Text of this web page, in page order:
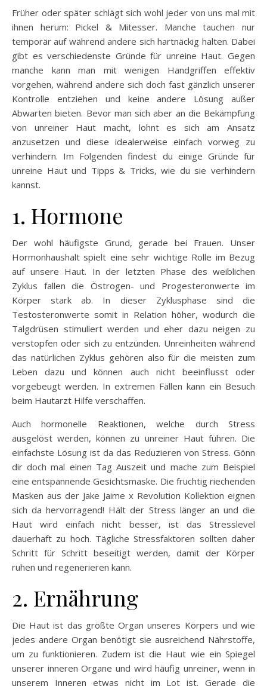
Früher oder später schlägt sich wohl jeder von uns mal mit
ihnen herum: Pickel & Mitesser. Manche tauchen nur
temporär auf während andere sich hartnäckig halten. Dabei
gibt es verschiedenste Gründe für unreine Haut. Gegen
manche kann man mit wenigen Handgriffen effektiv
vorgehen, während andere sich doch fast gänzlich unserer
Kontrolle entziehen und keine andere Lösung außer
Abwarten bieten. Bevor man sich aber an die Bekämpfung
von unreiner Haut macht, lohnt es sich am Ansatz
anzusetzen und diese idealerweise einfach vorweg zu
verhindern. Im Folgenden findest du einige Gründe für
unreine Haut und Tipps & Tricks, wie du sie verhindern
kannst.
1. Hormone
Der wohl häufigste Grund, gerade bei Frauen. Unser
Hormonhaushalt spielt eine sehr wichtige Rolle im Bezug
auf unsere Haut. In der letzten Phase des weiblichen
Zyklus fallen die Östrogen- und Progesteronwerte im
Körper stark ab. In dieser Zyklusphase sind die
Testosteronwerte somit in Relation höher, wodurch die
Talgdrüsen stimuliert werden und eher dazu neigen zu
verstopfen oder sich zu entzünden. Unreinheiten während
das natürlichen Zyklus gehören also für die meisten zum
Leben dazu und können auch nicht beeinflusst oder
vorgebeugt werden. In extremen Fällen kann ein Besuch
beim Hautarzt Hilfe verschaffen.
Auch hormonelle Reaktionen, welche durch Stress
ausgelöst werden, können zu unreiner Haut führen. Die
einfachste Lösung ist da das Reduzieren von Stress. Gönn
dir doch mal einen Tag Auszeit und mache zum Beispiel
eine entspannende Gesichtsmaske. Die fruchtig riechenden
Masken aus der Jake Jaime x Revolution Kollektion eignen
sich da hervorragend! Hält der Stress länger an und die
Haut wird einfach nicht besser, ist das Stresslevel
dauerhaft zu hoch. Tägliche Stressfaktoren sollten daher
Schritt für Schritt beseitigt werden, damit der Körper
ruhen und regenerieren kann.
2. Ernährung
Die Haut ist das größte Organ unseres Körpers und wie
jedes andere Organ benötigt sie ausreichend Nährstoffe,
um zu funktionieren. Zudem ist die Haut wie ein Spiegel
unserer inneren Organe und wird häufig unreiner, wenn in
unserem Inneren etwas nicht im Lot ist. Gerade die